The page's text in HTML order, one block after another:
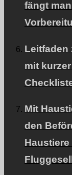
fängt
Leitfaden
mit
Mit
den
Diese
Über PetAir
Unsere